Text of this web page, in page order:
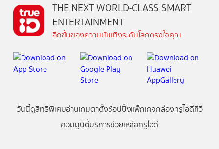
THE NEXT WORLD-CLASS SMART
ENTERTAINMENT
อีกขั้นของความบันเทิงระดับโลกตรงใจคุณ
วันนี้ดูสิทธิพิเศษอ่านเกมตาตั้งช้อปปิ้งแพ็กเกจกล่องทรูไอดีทีวี
คอมมูนิตี้บริการช่วยเหลือทรูไอดี